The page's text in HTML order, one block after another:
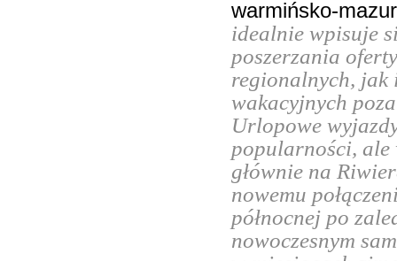
warmińsko-
idealnie wpisuje
poszerzania
regionalnych, jak
wakacyjnych
Urlopowe
popularności, ale
głównie na
nowemu
północnej po
nowoczesnym